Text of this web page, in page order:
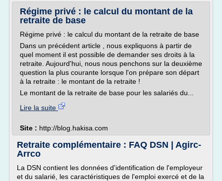
Régime privé : le calcul du montant de la
retraite de base
Régime privé : le calcul du montant de la retraite de base
Dans un précédent article , nous expliquons à partir de
quel moment il est possible de demander ses droits à la
retraite. Aujourd'hui, nous nous penchons sur la deuxième
question la plus courante lorsque l'on prépare son départ
à la retraite : le montant de la retraite !
Le montant de la retraite de base pour les salariés du...
Lire la suite
Site : http://blog.hakisa.com
Retraite complémentaire : FAQ DSN | Agirc-
Arrco
La DSN contient les données d'identification de l'employeur
et du salarié, les caractéristiques de l'emploi exercé et de la